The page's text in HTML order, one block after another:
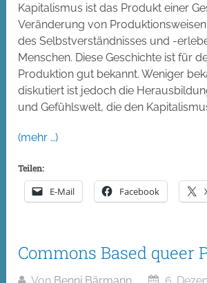
Kapitalismus ist das Produkt einer
Veränderung von
des Selbstverständnisses und -
Menschen. Diese Geschichte ist für
Produktion gut bekannt. Weniger
diskutiert ist jedoch die
und Gefühlswelt, die den
(mehr …)
Teilen:
E-Mail Facebook
Commons Based queer